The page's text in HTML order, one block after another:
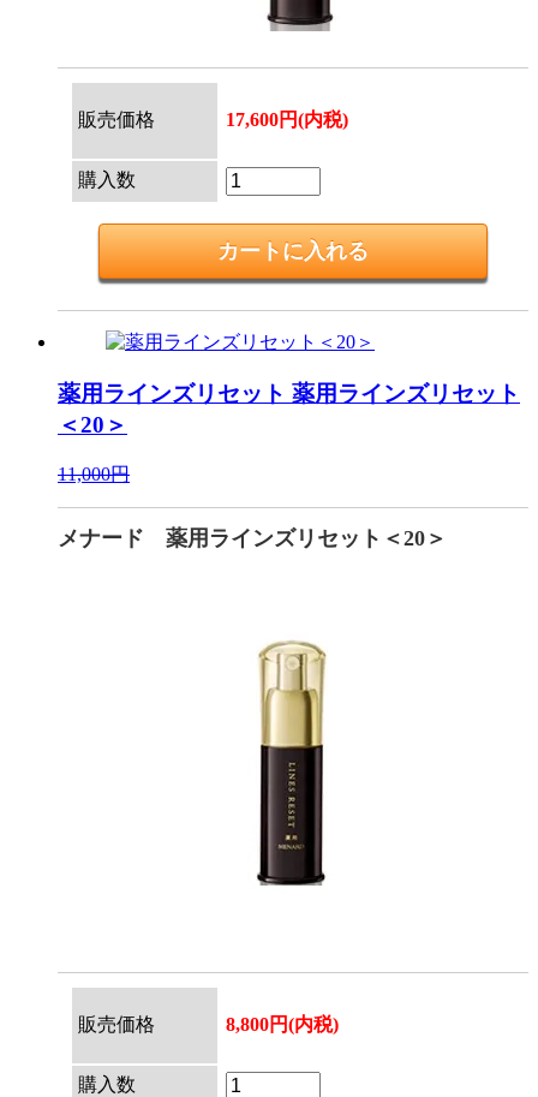
販売価格 17,600円(内税)
購入数
薬用ラインズリセット 薬用ラインズリセット
＜20＞
11,000円
メナード 薬用ラインズリセット＜20＞
販売価格 8,800円(内税)
購入数